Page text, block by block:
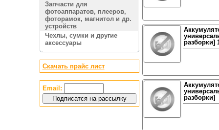
Запчасти для
фотоаппаратов, плееров,
фоторамок, магнитол и др.
устройств
Чехлы, сумки и другие
аксессуары
Скачать прайс лист
Email:
разборки]
разборки]